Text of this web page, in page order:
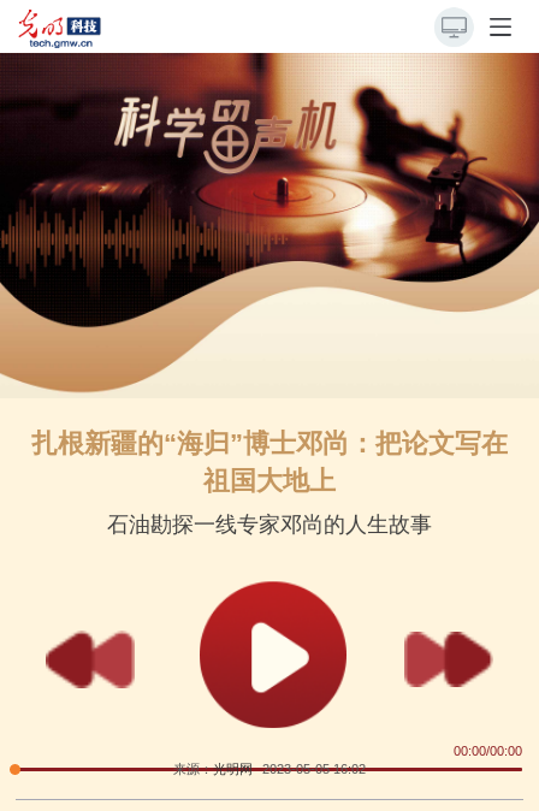
扎根新疆的“海归”博士邓尚：把论文写在
祖国大地上
石油勘探一线专家邓尚的人生故事
00:00/00:00
来源：光明网 2023-05-05 16:02